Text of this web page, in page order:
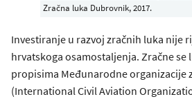
Zračna luka Dubrovnik, 2017.
Investiranje u razvoj zračnih luka nije
hrvatskoga osamostaljenja. Zračne
propisima Međunarodne organizacije
(International Civil Aviation